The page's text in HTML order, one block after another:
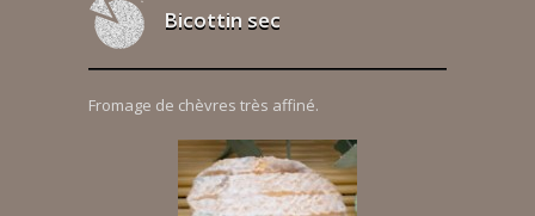
Bicottin sec
Fromage de chèvres très affiné.